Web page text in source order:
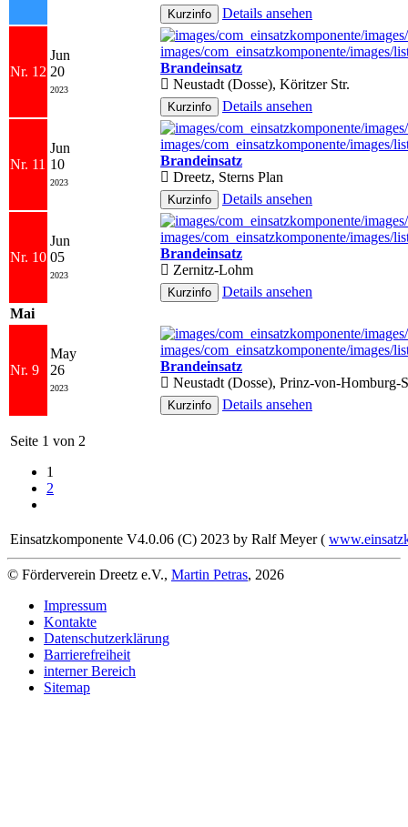
Details ansehen
Nr. 12
Jun
20
2023
Brandeinsatz
Neustadt (Dosse), Köritzer Str.
Details ansehen
Nr. 11
Jun
10
2023
Brandeinsatz
Dreetz, Sterns Plan
Details ansehen
Nr. 10
Jun
05
2023
Brandeinsatz
Zernitz-Lohm
Details ansehen
Mai
Nr. 9
May
26
2023
Brandeinsatz
Neustadt (Dosse), Prinz-von-Homburg-
Details ansehen
Seite 1 von 2
1
2
Einsatzkomponente V4.0.06 (C) 2023 by Ralf Meyer (
© Förderverein Dreetz e.V., Martin Petras, 2026
Impressum
Kontakte
Datenschutzerklärung
Barrierefreiheit
interner Bereich
Sitemap